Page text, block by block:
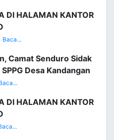
DI HALAMAN KANTOR
Baca...
Camat Senduro Sidak
Desa Kandangan
DI HALAMAN KANTOR